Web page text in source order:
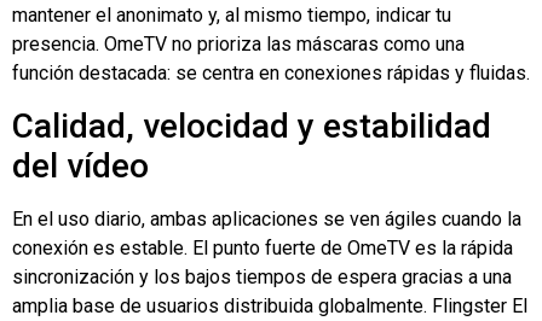
mantener el anonimato y, al mismo tiempo, indicar tu
presencia. OmeTV no prioriza las máscaras como una
función destacada: se centra en conexiones rápidas y fluidas.
Calidad, velocidad y estabilidad
del vídeo
En el uso diario, ambas aplicaciones se ven ágiles cuando la
conexión es estable. El punto fuerte de OmeTV es la rápida
sincronización y los bajos tiempos de espera gracias a una
amplia base de usuarios distribuida globalmente. Flingster El